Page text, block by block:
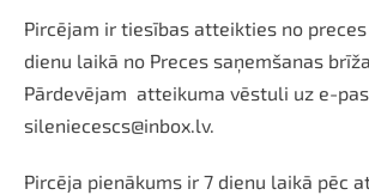
Pircējam ir tiesības atteikties no
dienu laikā no Preces saņemšanas
Pārdevējam atteikuma vēstuli uz e-
sileniecescs@inbox.lv.
Pircēja pienākums ir 7 dienu laikā pēc